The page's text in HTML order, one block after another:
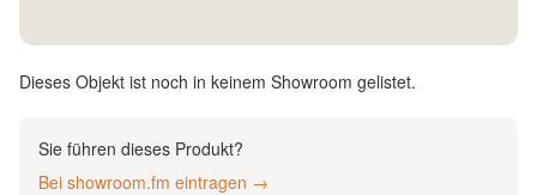
Dieses Objekt ist noch in keinem Showroom gelistet.
Sie führen dieses Produkt?
Bei showroom.fm eintragen →